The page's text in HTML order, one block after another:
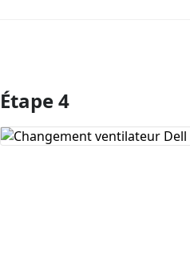
Ajouter un commentaire
Étape 4